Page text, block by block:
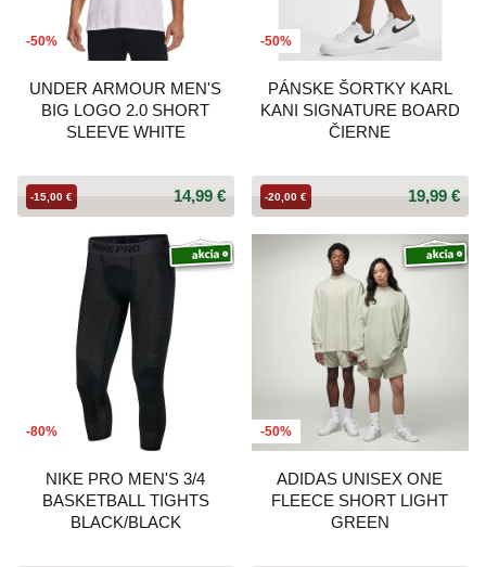
-50%
UNDER ARMOUR MEN'S
BIG LOGO 2.0 SHORT
SLEEVE WHITE
14,99 €
-15,00 €
-50%
PÁNSKE ŠORTKY KARL
KANI SIGNATURE BOARD
ČIERNE
19,99 €
-20,00 €
-80%
NIKE PRO MEN'S 3/4
BASKETBALL TIGHTS
BLACK/BLACK
-50%
ADIDAS UNISEX ONE
FLEECE SHORT LIGHT
GREEN